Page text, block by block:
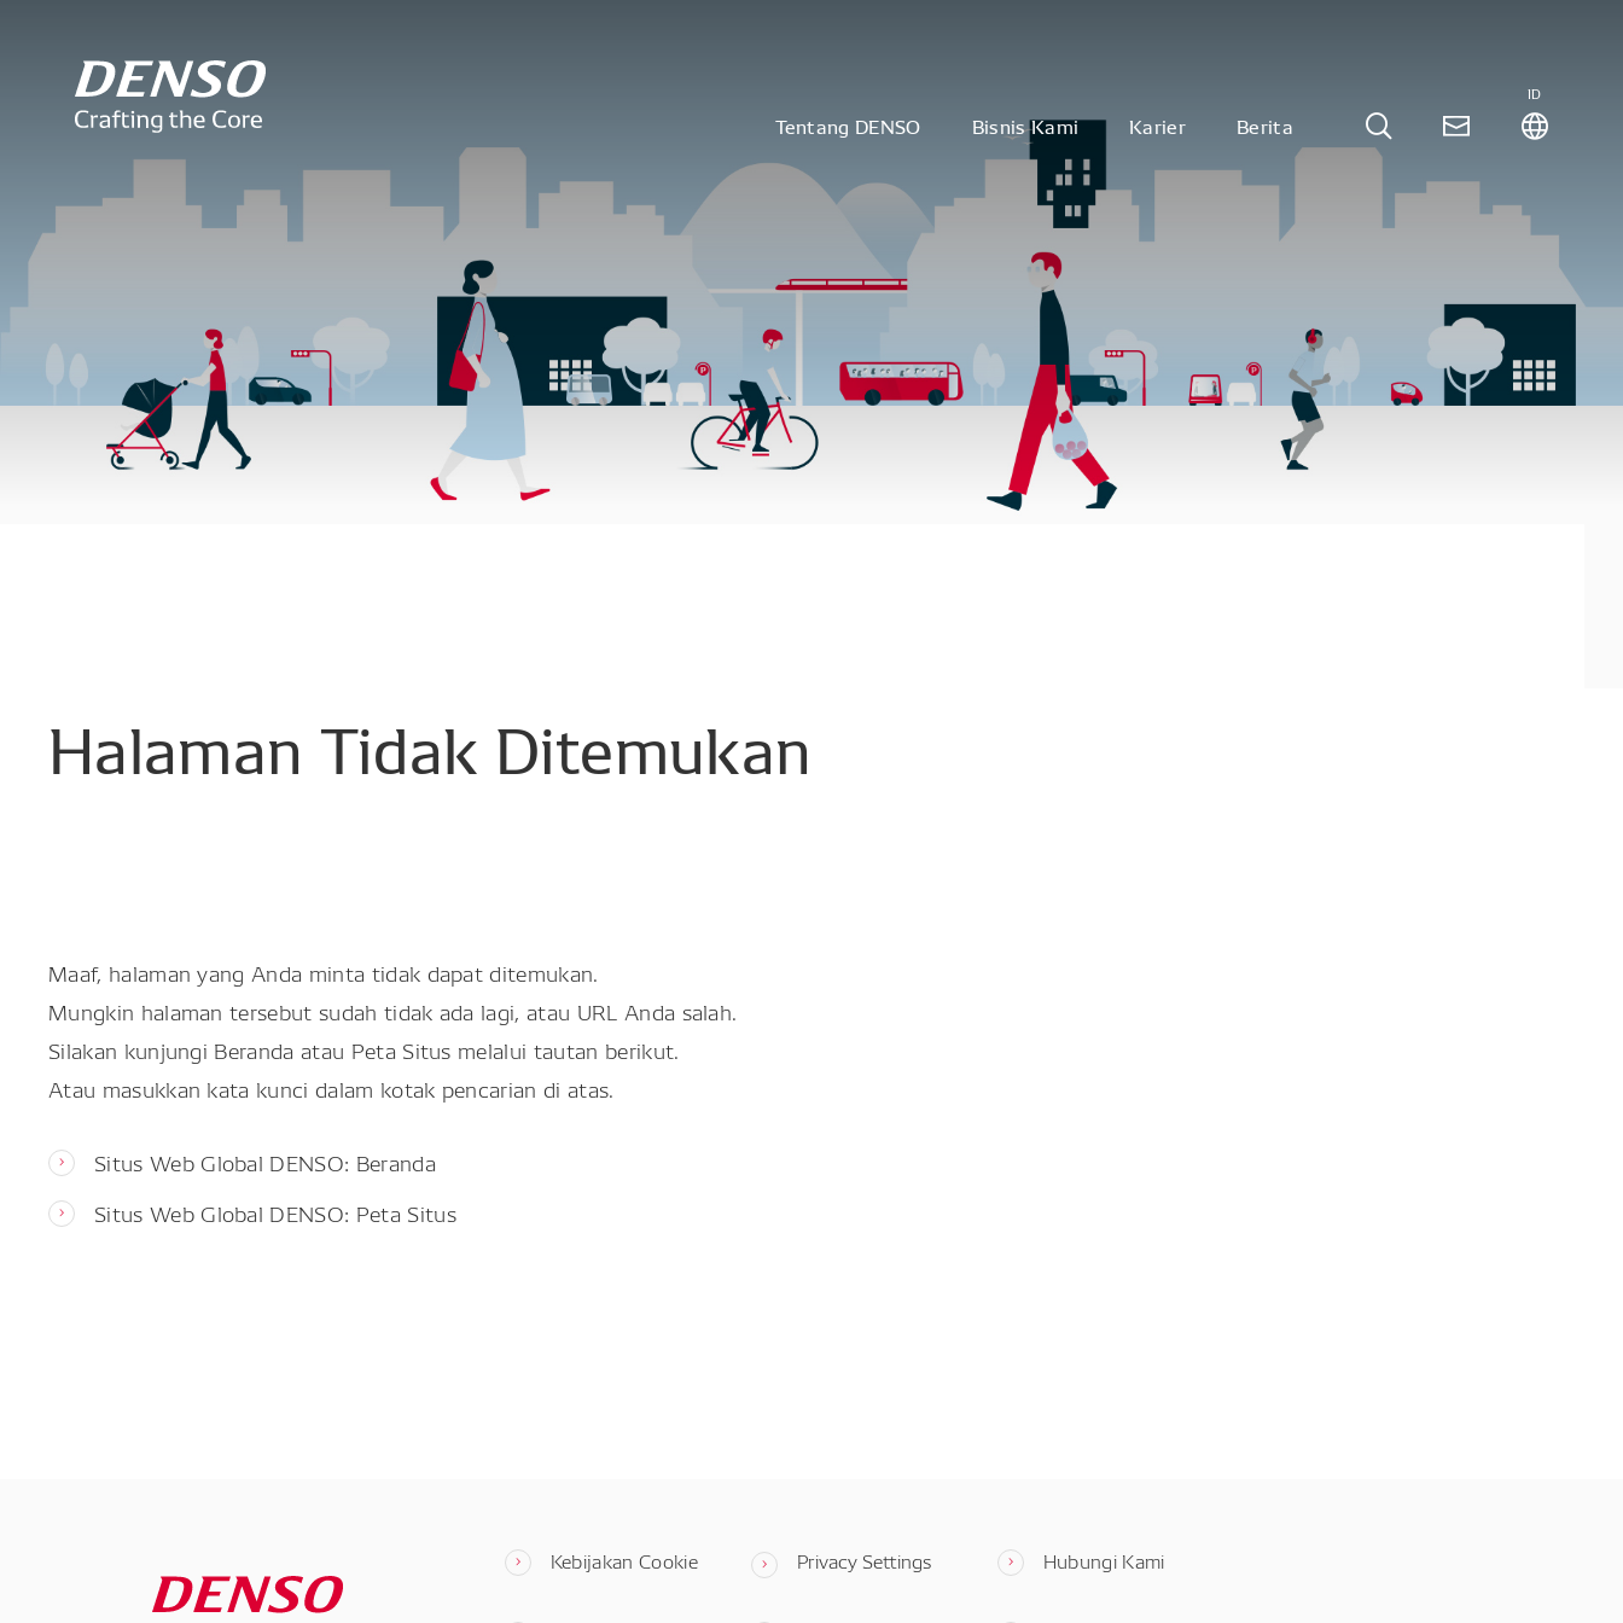
Tentang DENSO Bisnis Kami Karier Berita
ID
Halaman Tidak Ditemukan
Maaf, halaman yang Anda minta tidak dapat ditemukan.
Mungkin halaman tersebut sudah tidak ada lagi, atau URL Anda salah.
Silakan kunjungi Beranda atau Peta Situs melalui tautan berikut.
Atau masukkan kata kunci dalam kotak pencarian di atas.
Situs Web Global DENSO: Beranda
Situs Web Global DENSO: Peta Situs
Kebijakan Cookie Privacy Settings Hubungi Kami